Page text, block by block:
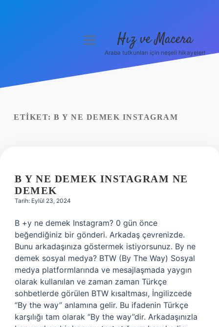
Yasal Uyarı
menüyü
Hız ve Macera
Araba tutkunları için neşeli hikayeler!
ETIKET: B Y NE DEMEK INSTAGRAM
B Y NE DEMEK INSTAGRAM NE
DEMEK
Tarih: Eylül 23, 2024
B +y ne demek Instagram? 0 gün önce
beğendiğiniz bir gönderi. Arkadaş çevrenizde.
Bunu arkadaşınıza göstermek istiyorsunuz. By ne
demek sosyal medya? BTW (By The Way) Sosyal
medya platformlarında ve mesajlaşmada yaygın
olarak kullanılan ve zaman zaman Türkçe
sohbetlerde görülen BTW kısaltması, İngilizcede
“By the way” anlamına gelir. Bu ifadenin Türkçe
karşılığı tam olarak “By the way”dir. Arkadaşınızla